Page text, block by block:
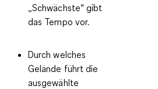
„Schwächste“ gibt
das Tempo vor.
Durch welches
Gelände führt die
ausgewählte